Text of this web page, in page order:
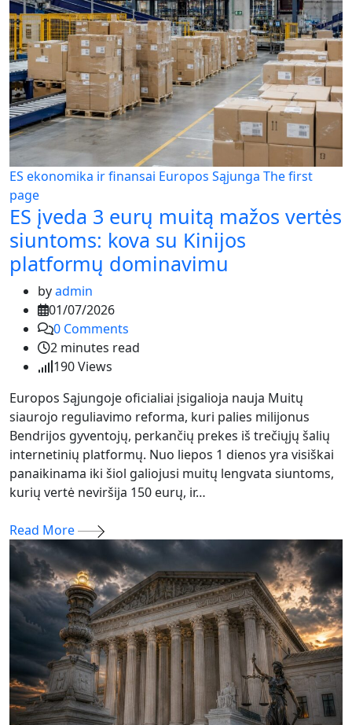
ES ekonomika ir finansai Europos Sąjunga The first
page
ES įveda 3 eurų muitą mažos vertės
siuntoms: kova su Kinijos
platformų dominavimu
byadmin
01/07/2026
0 Comments
2 minutes read
190Views
Europos Sąjungoje oficialiai įsigalioja nauja Muitų
siaurojo reguliavimo reforma, kuri palies milijonus
Bendrijos gyventojų, perkančių prekes iš trečiųjų šalių
internetinių platformų. Nuo liepos 1 dienos yra visiškai
panaikinama iki šiol galiojusi muitų lengvata siuntoms,
kurių vertė neviršija 150 eurų, ir…
Read More